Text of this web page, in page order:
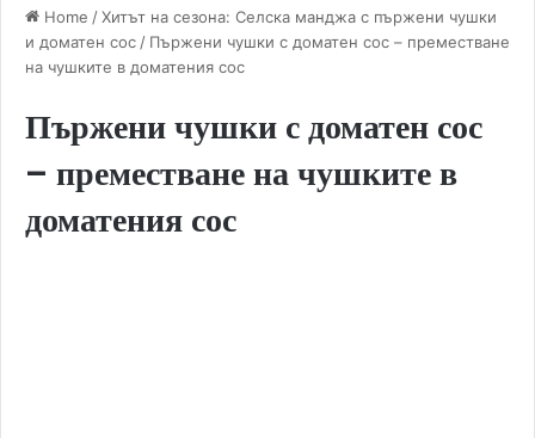
Home /Хитът на сезона: Селска манджа с пържени чушки
и доматен сос/ Пържени чушки с доматен сос – преместване
на чушките в доматения сос
Пържени чушки с доматен сос
– преместване на чушките в
доматения сос